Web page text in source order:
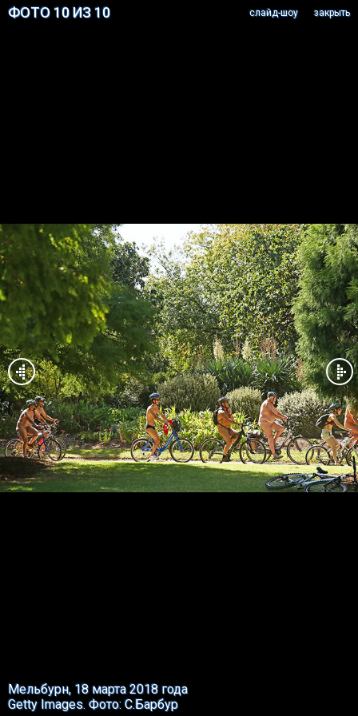
ФОТО 10 ИЗ 10 закрыть
cлайд-шоу
Мельбурн, 18 марта 2018 года
Getty Images. Фото: С.Барбур